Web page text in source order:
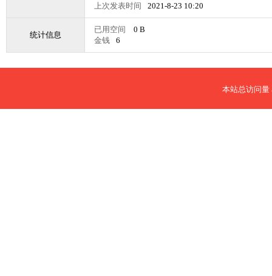
上次发表时间
2021-8-23 10:20
统计信息
已用空间
0 B
金钱
6
本站总访问量